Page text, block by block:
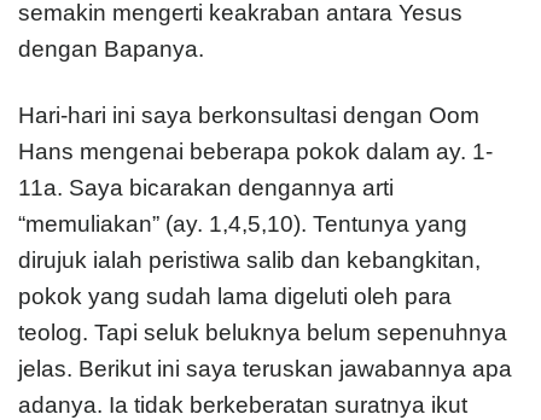
semakin mengerti keakraban antara Yesus
dengan Bapanya.
Hari-hari ini saya berkonsultasi dengan Oom
Hans mengenai beberapa pokok dalam ay. 1-
11a. Saya bicarakan dengannya arti
“memuliakan” (ay. 1,4,5,10). Tentunya yang
dirujuk ialah peristiwa salib dan kebangkitan,
pokok yang sudah lama digeluti oleh para
teolog. Tapi seluk beluknya belum sepenuhnya
jelas. Berikut ini saya teruskan jawabannya apa
adanya. Ia tidak berkeberatan suratnya ikut